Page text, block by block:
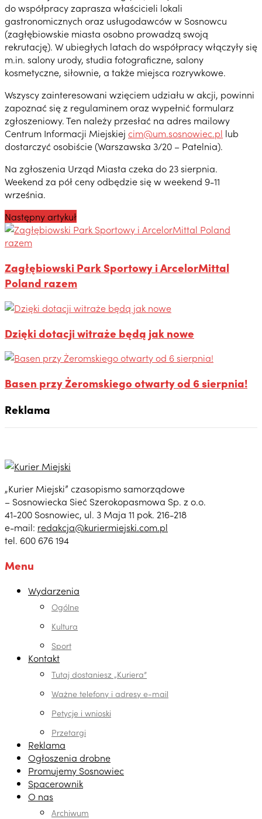
do współpracy zaprasza właścicieli lokali
gastronomicznych oraz usługodawców w Sosnowcu
(zagłębiowskie miasta osobno prowadzą swoją
rekrutację). W ubiegłych latach do współpracy włączyły się
m.in. salony urody, studia fotograficzne, salony
kosmetyczne, siłownie, a także miejsca rozrywkowe.
Wszyscy zainteresowani wzięciem udziału w akcji, powinni
zapoznać się z regulaminem oraz wypełnić formularz
zgłoszeniowy. Ten należy przesłać na adres mailowy
Centrum Informacji Miejskiej cim@um.sosnowiec.pl lub
dostarczyć osobiście (Warszawska 3/20 – Patelnia).
Na zgłoszenia Urząd Miasta czeka do 23 sierpnia.
Weekend za pół ceny odbędzie się w weekend 9-11
września.
Następny artykuł
Zagłębiowski Park Sportowy i ArcelorMittal
Poland razem
Dzięki dotacji witraże będą jak nowe
Basen przy Żeromskiego otwarty od 6 sierpnia!
Reklama
„Kurier Miejski” czasopismo samorządowe
– Sosnowiecka Sieć Szerokopasmowa Sp. z o.o.
41-200 Sosnowiec, ul. 3 Maja 11 pok. 216-218
e-mail: redakcja@kuriermiejski.com.pl
tel. 600 676 194
Menu
Wydarzenia
Ogólne
Kultura
Sport
Kontakt
Tutaj dostaniesz „Kuriera”
Ważne telefony i adresy e-mail
Petycje i wnioski
Przetargi
Reklama
Ogłoszenia drobne
Promujemy Sosnowiec
Spacerownik
O nas
Archiwum